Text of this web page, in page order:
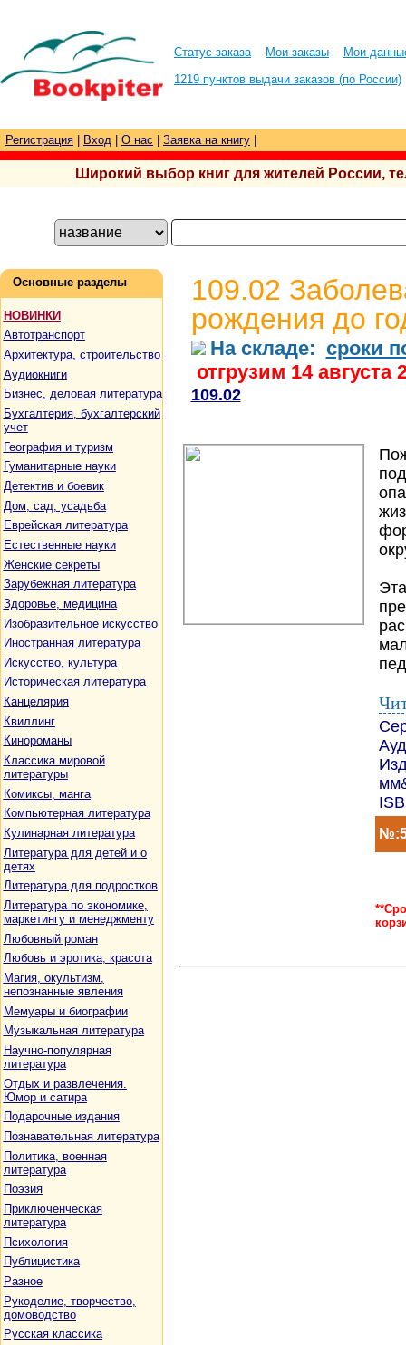
Статус заказа Мои заказы
Мои
1219 пунктов выдачи заказов (по России)
Регистрация Вход О нас Заявка на книгу
Широкий выбор книг для жителей России,
Основные разделы
НОВИНКИ
Автотранспорт
Архитектура, строительство
Аудиокниги
Бизнес, деловая литература
Бухгалтерия, бухгалтерский
учет
География и туризм
Гуманитарные науки
Детектив и боевик
Дом, сад, усадьба
Еврейская литература
Естественные науки
Женские секреты
Зарубежная литература
Здоровье, медицина
Изобразительное искусство
Иностранная литература
Искусство, культура
Историческая литература
Канцелярия
Квиллинг
Кинороманы
Классика мировой
литературы
Комиксы, манга
Компьютерная литература
Кулинарная литература
Литература для детей и о
детях
Литература для подростков
Литература по экономике,
маркетингу и менеджменту
Любовный роман
Любовь и эротика, красота
Магия, окультизм,
непознанные явления
Мемуары и биографии
Музыкальная литература
Научно-популярная
литература
Отдых и развлечения.
Юмор и сатира
Подарочные издания
Познавательная литература
Политика, военная
литература
Поэзия
Приключенческая
литература
Психология
Публицистика
Разное
Рукоделие, творчество,
домоводство
Русская классика
109.02
рождения до
На складе: сроки
отгрузим 14 августа
109.02